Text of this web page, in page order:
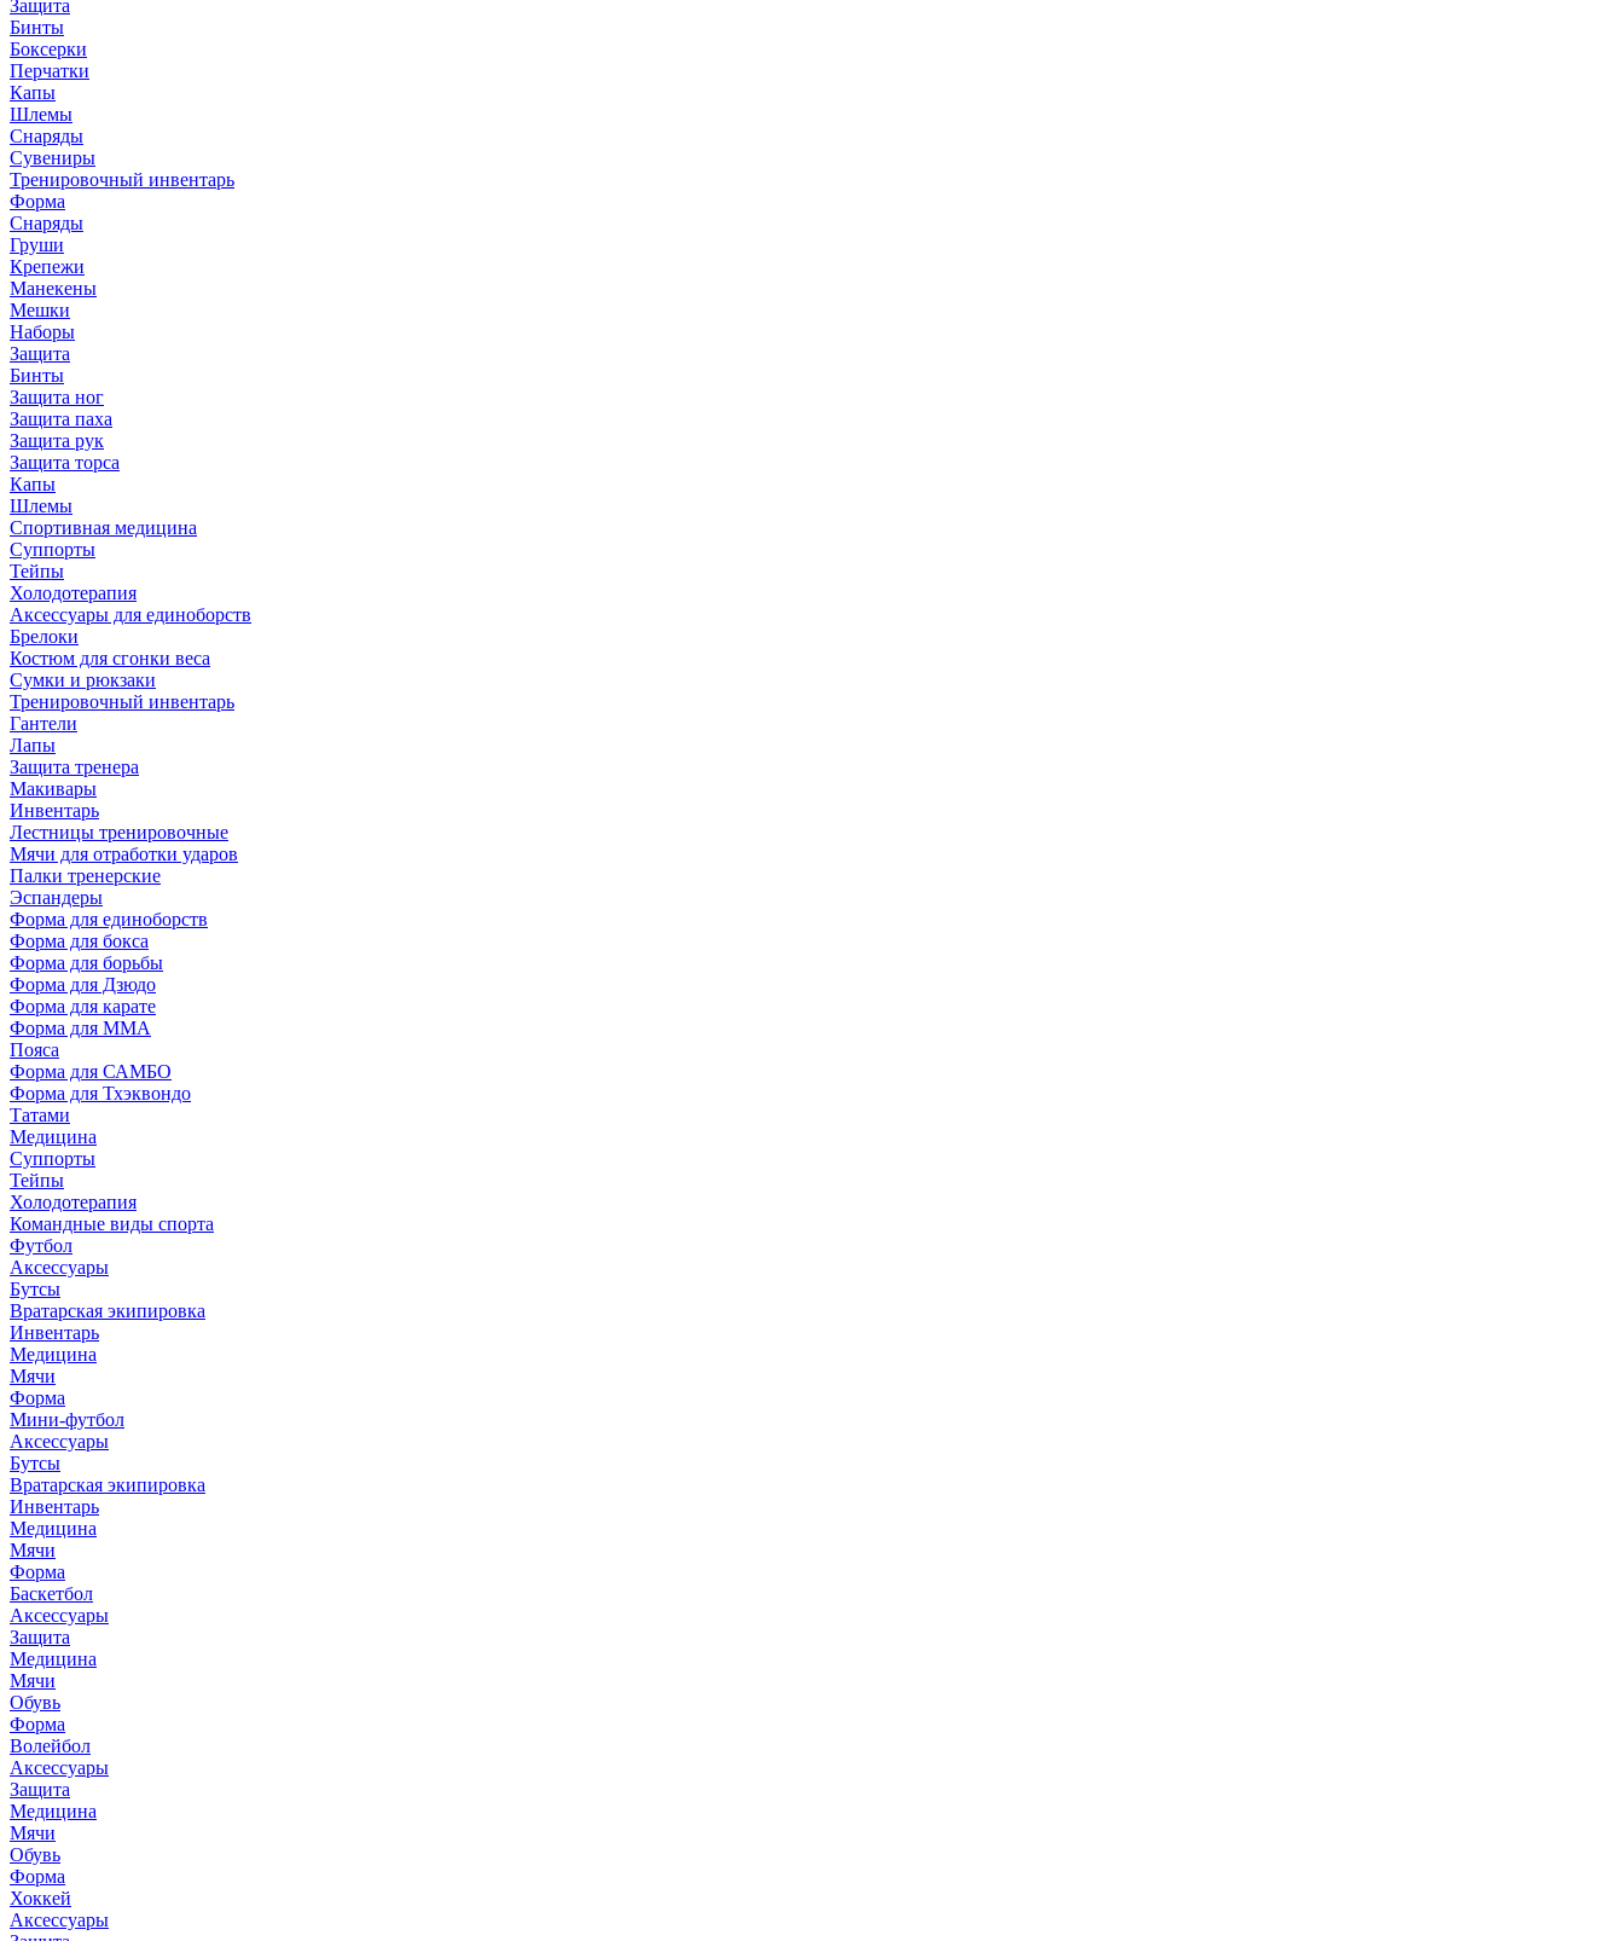
Защита
Бинты
Боксерки
Перчатки
Капы
Шлемы
Снаряды
Сувениры
Тренировочный инвентарь
Форма
Снаряды
Груши
Крепежи
Манекены
Мешки
Наборы
Защита
Бинты
Защита ног
Защита паха
Защита рук
Защита торса
Капы
Шлемы
Спортивная медицина
Суппорты
Тейпы
Холодотерапия
Аксессуары для единоборств
Брелоки
Костюм для сгонки веса
Сумки и рюкзаки
Тренировочный инвентарь
Гантели
Лапы
Защита тренера
Макивары
Инвентарь
Лестницы тренировочные
Мячи для отработки ударов
Палки тренерские
Эспандеры
Форма для единоборств
Форма для бокса
Форма для борьбы
Форма для Дзюдо
Форма для карате
Форма для MMA
Пояса
Форма для САМБО
Форма для Тхэквондо
Татами
Медицина
Суппорты
Тейпы
Холодотерапия
Командные виды спорта
Футбол
Аксессуары
Бутсы
Вратарская экипировка
Инвентарь
Медицина
Мячи
Форма
Мини-футбол
Аксессуары
Бутсы
Вратарская экипировка
Инвентарь
Медицина
Мячи
Форма
Баскетбол
Аксессуары
Защита
Медицина
Мячи
Обувь
Форма
Волейбол
Аксессуары
Защита
Медицина
Мячи
Обувь
Форма
Хоккей
Аксессуары